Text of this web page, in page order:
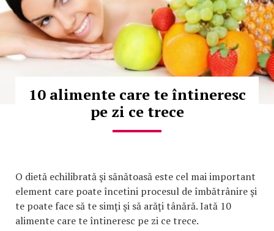
10 alimente care te întineresc
pe zi ce trece
O dietă echilibrată şi sănătoasă este cel mai important
element care poate încetini procesul de îmbătrânire şi
te poate face să te simţi şi să arăţi tânără. Iată 10
alimente care te întineresc pe zi ce trece.